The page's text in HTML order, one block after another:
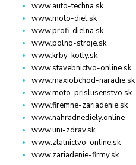
www.auto-techna.sk
www.moto-diel.sk
www.profi-dielna.sk
www.polno-stroje.sk
www.krby-kotly.sk
www.stavebnictvo-online.sk
www.maxiobchod-naradie.sk
www.moto-prislusenstvo.sk
www.firemne-zariadenie.sk
www.nahradnediely.online
www.uni-zdrav.sk
www.zlatnictvo-online.sk
www.zariadenie-firmy.sk